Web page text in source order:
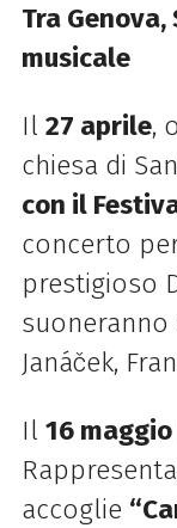
Tra
musicale
Il 27 aprile,
chiesa di
con il
concerto
prestigioso
suoneranno
Janáček,
Il 16 maggio
accoglie